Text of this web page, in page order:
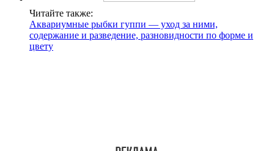
Читайте также:
Аквариумные рыбки гуппи — уход за ними,
содержание и разведение, разновидности по форме и
цвету